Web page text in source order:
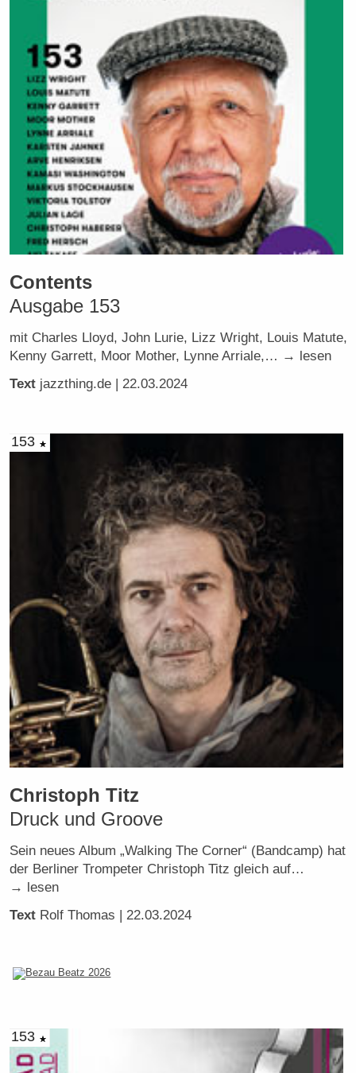
Contents
Ausgabe 153
mit Charles Lloyd, John Lurie, Lizz Wright, Louis Matute,
Kenny Garrett, Moor Mother, Lynne Arriale,… → lesen
Text jazzthing.de | 22.03.2024
153
Christoph Titz
Druck und Groove
Sein neues Album „Walking The Corner“ (Bandcamp) hat
der Berliner Trompeter Christoph Titz gleich auf…
→ lesen
Text Rolf Thomas | 22.03.2024
153